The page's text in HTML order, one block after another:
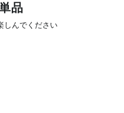
品
しんでください